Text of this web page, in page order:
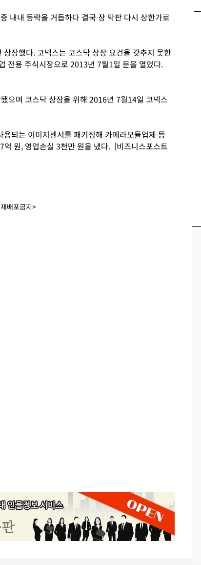
내내 등락을 거듭하다 결국 장 막판 다시 상한가로
장했다. 코넥스는 코스닥 상장 요건을 갖추지 못한
전용 주식시장으로 2013년 7월1일 문을 열었다.
으며 코스닥 상장을 위해 2016년 7월14일 코넥스
되는 이미지센서를 패키징해 카메라모듈업체 등
억 원, 영업손실 3천만 원을 냈다. [비즈니스포스트
배포금지>